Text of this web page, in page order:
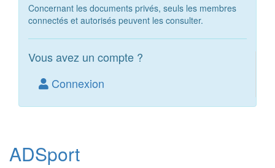
Concernant les documents privés, seuls les membres
connectés et autorisés peuvent les consulter.
Vous avez un compte ?
Connexion
ADSport